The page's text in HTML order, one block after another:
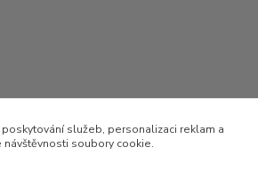
služeb, personalizaci reklam a
návštěvnosti soubory cookie.